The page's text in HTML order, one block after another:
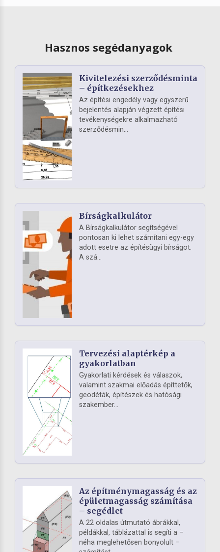
Hasznos segédanyagok
Kivitelezési szerződésminta
– építkezésekhez
Az építési engedély vagy egyszerű
bejelentés alapján végzett építési
tevékenységekre alkalmazható
szerződésmin...
Bírságkalkulátor
A Bírságkalkulátor segítségével
pontosan ki lehet számítani egy-egy
adott esetre az építésügyi bírságot.
A szá...
Tervezési alaptérkép a
gyakorlatban
Gyakorlati kérdések és válaszok,
valamint szakmai előadás építtetők,
geodéták, építészek és hatósági
szakember...
Az építménymagasság és az
épületmagasság számítása
– segédlet
A 22 oldalas útmutató ábrákkal,
példákkal, táblázattal is segíti a –
néha meglehetősen bonyolult –